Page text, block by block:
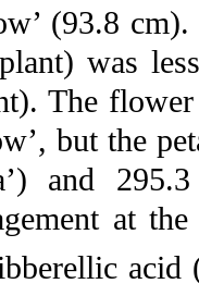
(93.8
was
The
but the
and
at
acid